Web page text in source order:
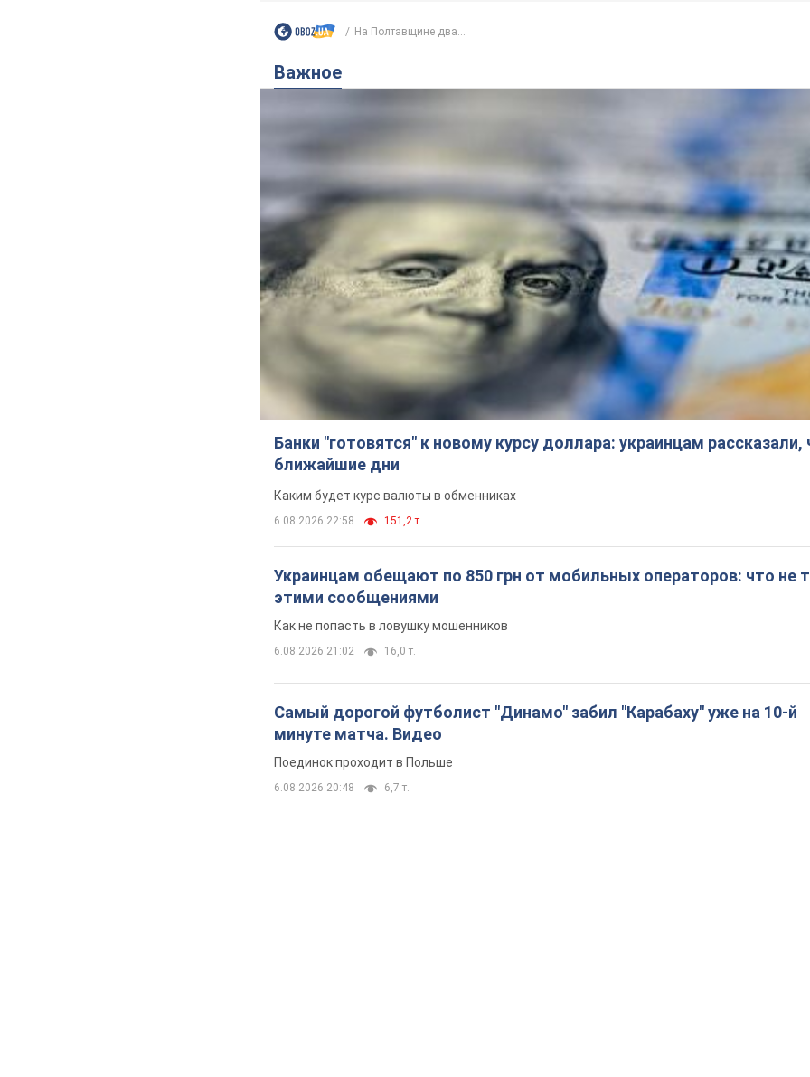
На Полтавщине два...
Важное
Банки "готовятся" к новому курсу доллара: украинцам
ближайшие дни
Каким будет курс валюты в обменниках
6.08.2026 22:58 151,2 т.
Украинцам обещают по 850 грн от мобильных операторов: что не
этими сообщениями
Как не попасть в ловушку мошенников
6.08.2026 21:02 16,0 т.
Самый дорогой футболист "Динамо" забил "Карабаху" уже на 10-й
минуте матча. Видео
Поединок проходит в Польше
6.08.2026 20:48 6,7 т.